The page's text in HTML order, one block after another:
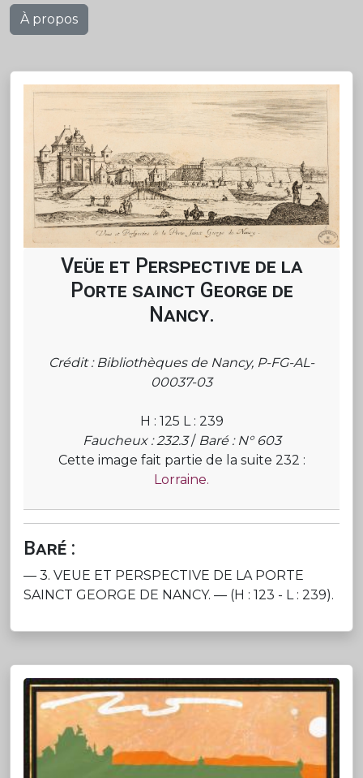
À propos
Veüe et Perspective de la
Porte sainct George de
Nancy.
Crédit : Bibliothèques de Nancy, P-FG-AL-
00037-03
H : 125 L : 239
Faucheux : 232.3/ Baré : N° 603
Cette image fait partie de la suite 232 :
Lorraine.
Baré :
— 3. VEUE ET PERSPECTIVE DE LA PORTE
SAINCT GEORGE DE NANCY. — (H : 123 - L : 239).